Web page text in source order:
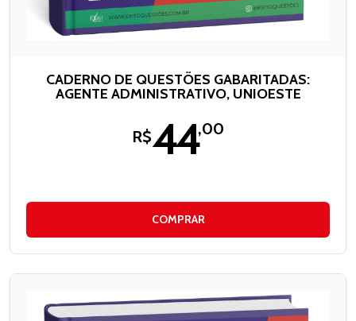
CADERNO DE QUESTÕES GABARITADAS:
AGENTE ADMINISTRATIVO, UNIOESTE
R$44,00
COMPRAR